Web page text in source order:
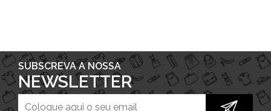
SUBSCREVA A NOSSA
NEWSLETTER